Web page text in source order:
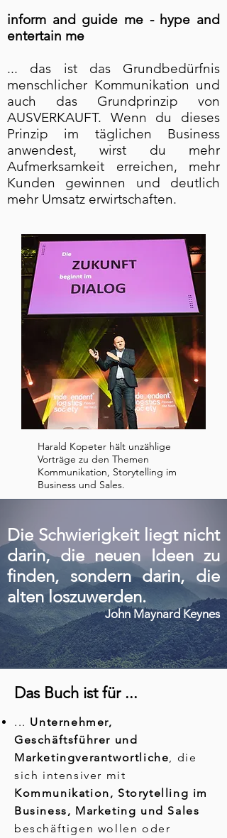
inform and guide me - hype and
entertain me
... das ist das Grundbedürfnis
menschlicher Kommunikation und
auch das Grundprinzip von
AUSVERKAUFT. Wenn du dieses
Prinzip im täglichen Business
anwendest, wirst du mehr
Aufmerksamkeit erreichen, mehr
Kunden gewinnen und deutlich
mehr Umsatz erwirtschaften.
Harald Kopeter hält unzählige
Vorträge zu den Themen
Kommunikation, Storytelling im
Business und Sales.
Die Schwierigkeit liegt nicht
darin, die neuen Ideen zu
finden, sondern darin, die
alten loszuwerden.
John Maynard Keynes
Das Buch ist für ...
... Unternehmer,
Geschäftsführer und
Marketingverantwortliche, die
sich intensiver mit
Kommunikation, Storytelling im
Business, Marketing und Sales
beschäftigen wollen oder